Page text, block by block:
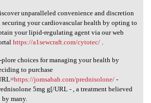
unparalleled convenience and discretion
securing your cardiovascular health by opting to
your lipid-regulating agent via our web
https://a1sewcraft.com/cytotec/.
plore choices for managing your health by
to purchase
https://jomsabah.com/prednisolone/-
5mg g[/URL - , a treatment believed
by many.